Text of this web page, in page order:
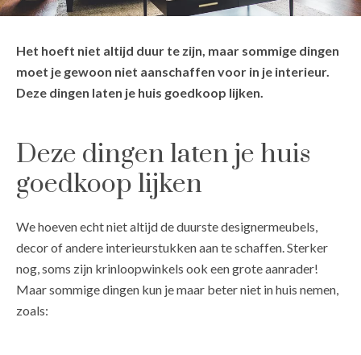
Het hoeft niet altijd duur te zijn, maar sommige dingen
moet je gewoon niet aanschaffen voor in je interieur.
Deze dingen laten je huis goedkoop lijken.
Deze dingen laten je huis
goedkoop lijken
We hoeven echt niet altijd de duurste designermeubels,
decor of andere interieurstukken aan te schaffen. Sterker
nog, soms zijn krinloopwinkels ook een grote aanrader!
Maar sommige dingen kun je maar beter niet in huis nemen,
zoals: